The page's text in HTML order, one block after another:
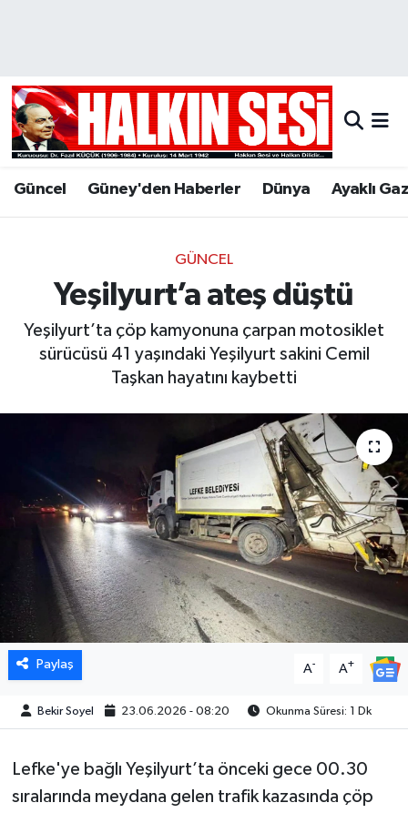
Güncel Güney'den Haberler Dünya Ayaklı
GÜNCEL
Yeşilyurt’a ateş düştü
Yeşilyurt’ta çöp kamyonuna çarpan motosiklet
sürücüsü 41 yaşındaki Yeşilyurt sakini Cemil
Taşkan hayatını kaybetti
Paylaş A- A+
Bekir Soyel 23.06.2026 - 08:20 Okunma Süresi: 1 Dk
Lefke'ye bağlı Yeşilyurt’ta önceki gece 00.30
sıralarında meydana gelen trafik kazasında çöp
Hava Durumu
Trafik Durumu
Son Dakika Haberleri
Haber Arşivi